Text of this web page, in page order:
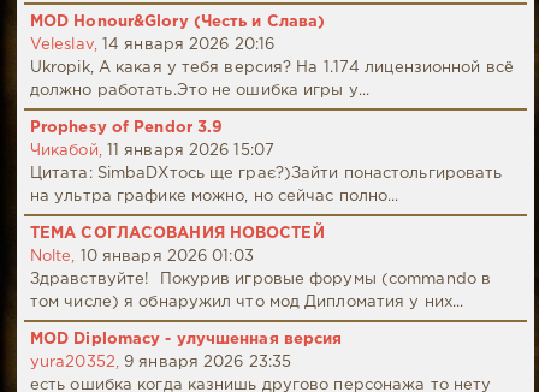
MOD Honour&Glory (Честь и Слава)
Veleslav,
14 января 2026 20:16
Ukropik, А какая у тебя версия? На 1.174 лицензионной всё
должно работать.Это не ошибка игры у...
Prophesy of Pendor 3.9
Чикабой,
11 января 2026 15:07
Цитата: SimbaDХтось ще грає?)Зайти понастольгировать
на ультра графике можно, но сейчас полно...
ТЕМА СОГЛАСОВАНИЯ НОВОСТЕЙ
Nolte,
10 января 2026 01:03
Здравствуйте! Покурив игровые форумы (commando в
том числе) я обнаружил что мод Дипломатия у них...
MOD Diplomacy - улучшенная версия
yura20352,
9 января 2026 23:35
есть ошибка когда казнишь другово персонажа то нету